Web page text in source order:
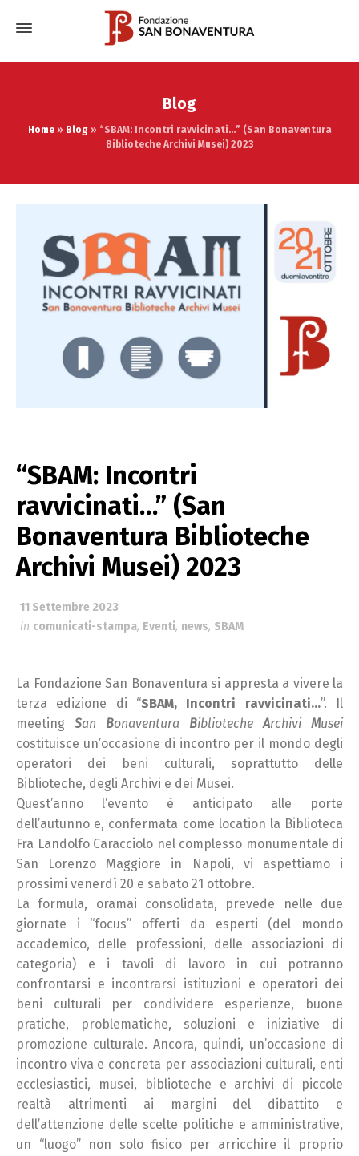
Blog
Home» Blog» “SBAM: Incontri ravvicinati…” (San Bonaventura
Biblioteche Archivi Musei) 2023
“SBAM: Incontri
ravvicinati…” (San
Bonaventura Biblioteche
Archivi Musei) 2023
11 Settembre 2023
in comunicati-stampa, Eventi, news, SBAM
La Fondazione San Bonaventura si appresta a vivere la
terza edizione di “SBAM, Incontri ravvicinati…”. Il
meeting San Bonaventura BibliotecheArchivi Musei
costituisce un’occasione di incontro per il mondo degli
operatori dei beni culturali, soprattutto delle
Biblioteche, degli Archivi e dei Musei.
Quest’anno l’evento è anticipato alle porte
dell’autunno e, confermata come location la Biblioteca
Fra Landolfo Caracciolo nel complesso monumentale di
San Lorenzo Maggiore in Napoli, vi aspettiamo i
prossimi venerdì 20 e sabato 21 ottobre.
La formula, oramai consolidata, prevede nelle due
giornate i “focus” offerti da esperti (del mondo
accademico, delle professioni, delle associazioni di
categoria) e i tavoli di lavoro in cui potranno
confrontarsi e incontrarsi istituzioni e operatori dei
beni culturali per condividere esperienze, buone
pratiche, problematiche, soluzioni e iniziative di
promozione culturale. Ancora, quindi, un’occasione di
incontro viva e concreta per associazioni culturali, enti
ecclesiastici, musei, biblioteche e archivi di piccole
realtà altrimenti ai margini del dibattito e
dell’attenzione delle scelte politiche e amministrative,
un “luogo” non solo fisico per arricchire il proprio